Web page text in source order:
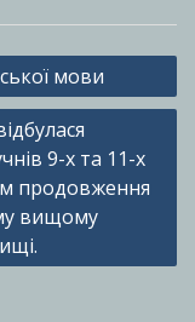
мови
9-х та 11-х
продовження
вищому